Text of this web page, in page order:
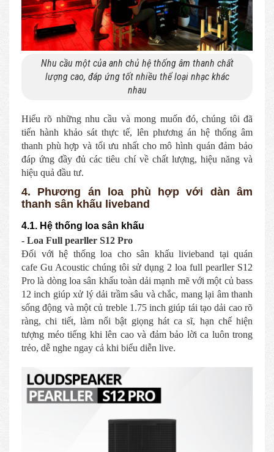
Nhu cầu một của anh chủ hệ thống âm thanh chất
lượng cao, đáp ứng tốt nhiều thể loại nhạc khác
nhau
Hiểu rõ những nhu cầu và mong muốn đó, chúng tôi đã
tiến hành khảo sát thực tế, lên phương án hệ thống âm
thanh phù hợp và tối ưu nhất cho mô hình quán đảm bảo
đáp ứng đầy đủ các tiêu chí về chất lượng, hiệu năng và
hiệu quả đầu tư.
4. Phương án loa phù hợp với dàn âm
thanh sân khấu liveband
4.1. Hệ thống loa sân khấu
- Loa Full pearller S12 Pro
Đối với hệ thống loa cho sân khấu livieband tại quán
cafe Gu Acoustic chúng tôi sử dụng 2 loa full pearller S12
Pro là dòng loa sân khấu toàn dải mạnh mẽ với một củ bass
12 inch giúp xử lý dải trầm sâu và chắc, mang lại âm thanh
sống động và một củ treble 1.75 inch giúp tái tạo dải cao rõ
ràng, chi tiết, làm nổi bật giọng hát ca sĩ, hạn chế hiện
tượng méo tiếng khi lên cao và đảm bảo lời ca luôn trong
trẻo, dễ nghe ngay cả khi biểu diễn live.